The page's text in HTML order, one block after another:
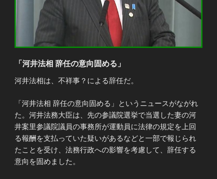
「河井法相 辞任の意向固める」
河井法相は、不祥事？による辞任だ。
「河井法相 辞任の意向固める」というニュースがながれ
た。河井法務大臣は、先の参議院選挙で当選した妻の河
井案里参議院議員の事務所が運動員に法律の規定を上回
る報酬を支払っていた疑いがあるなどと一部で報じられ
たことを受け、法務行政への影響を考慮して、辞任する
意向を固めました。